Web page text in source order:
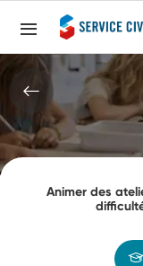
Animer des